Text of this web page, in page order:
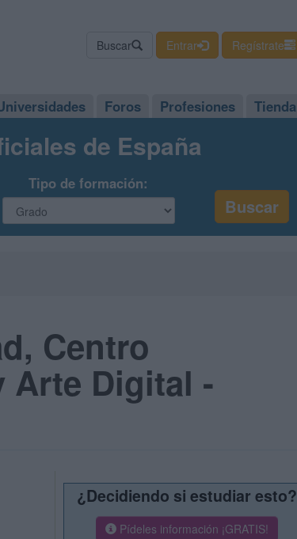
Buscar Entrar Regístrate
Foros Profesiones Tienda
de España
Tipo de formación:
Centro
Arte Digital -
¿Decidiendo si estudiar esto?
Pídeles información ¡GRATIS!